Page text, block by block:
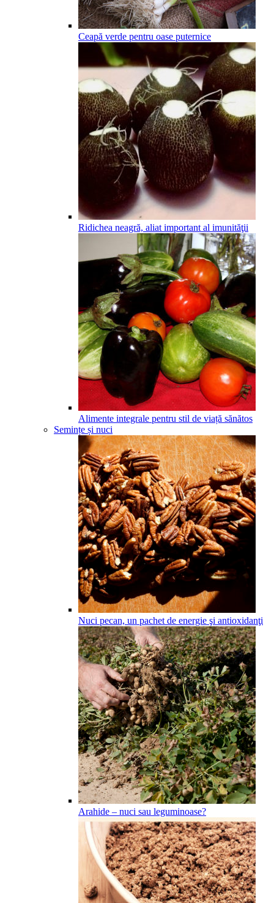
Ceapă verde pentru oase puternice
Ridichea neagră, aliat important al imunităţii
Alimente integrale pentru stil de viață sănătos
Semințe și nuci
Nuci pecan, un pachet de energie şi antioxidanţi
Arahide – nuci sau leguminoase?